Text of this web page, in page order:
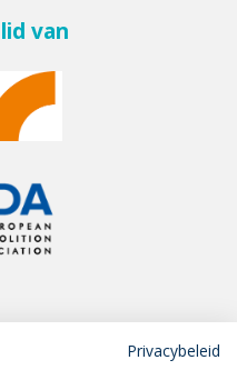
lid van
Privacybeleid